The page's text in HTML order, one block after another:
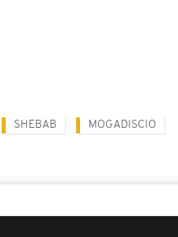
SHEBAB MOGADISCIO